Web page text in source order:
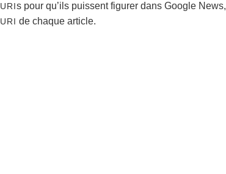
URIs pour qu’ils puissent figurer dans Google News,
URI de chaque article.